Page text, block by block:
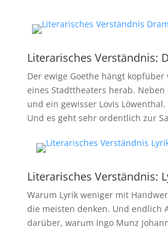
Literarisches Verständnis:
Der ewige Goethe hängt kopfüber
eines Stadttheaters herab.
und ein gewisser Lovis
Und es geht sehr ordentlich zur
Literarisches Verständnis:
Warum Lyrik weniger mit
die meisten denken. Und endlich
darüber, warum Ingo Munz